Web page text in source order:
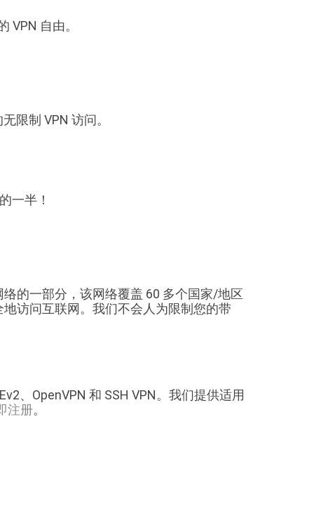
VPN 自由。
限制 VPN 访问。
一半！
的一部分，该网络覆盖 60 多个国家/地区
访问互联网。我们不会人为限制您的带
、OpenVPN 和 SSH VPN。我们提供适用
注册。